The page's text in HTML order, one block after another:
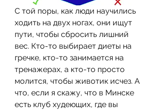
С той поры, как люди научились
ходить на двух ногах, они ищут
пути, чтобы сбросить лишний
вес. Кто-то выбирает диеты на
гречке, кто-то занимается на
тренажерах, а кто-то просто
молится, чтобы животик исчез. А
что, если я скажу, что в Минске
есть клуб худеющих, где вы